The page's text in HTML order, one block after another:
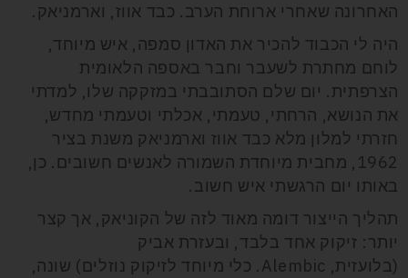
האחרונה שאחרי ארוחת הערב. כבד אווז, וארמניאק.
היה לי הכבוד להכיר את האדון סמפה, איש מיוחד,
לוחם מחתרת לשעבר וחבר באספה הלאומית
הצרפתית. יום שלם הסתובבתי במזקקה שלו, למדתי
את הנושא, הרחתי, טעמתי, אכלתי וטעמתי מחדש,
חזרתי למלון מלא כבד אווז וארמניאק משנת בציר
1962, מחבית מיוחדת השמורה לאנשים חשובים. כן,
באותו יום הרגשתי איש חשוב.
תהליך הייצור דומה מאוד לזה של הקוניאק, אך קצר
יותר: זיקוק אחד בלבד, ובעזרת אביק
(בלועזית, Alembic. כלי מיוחד לזיקוק נוזלים) שונה,